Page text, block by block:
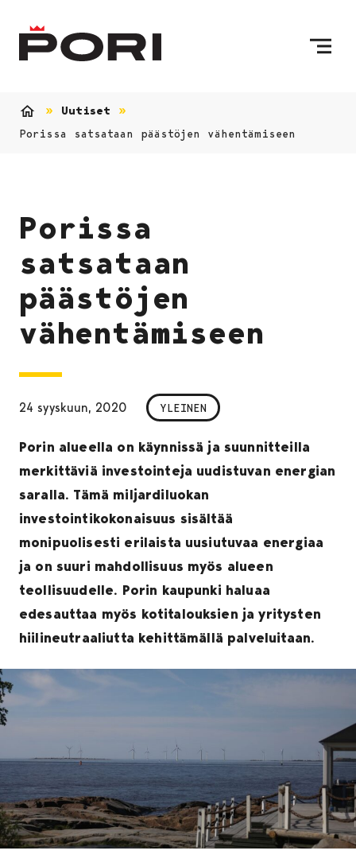
Uutiset
Porissa satsataan päästöjen vähentämiseen
Porissa
satsataan
päästöjen
vähentämiseen
24 syyskuun, 2020 YLEINEN
Porin alueella on käynnissä ja suunnitteilla
merkittäviä investointeja uudistuvan energian
saralla. Tämä miljardiluokan
investointikokonaisuus sisältää
monipuolisesti erilaista uusiutuvaa energiaa
ja on suuri mahdollisuus myös alueen
teollisuudelle. Porin kaupunki haluaa
edesauttaa myös kotitalouksien ja yritysten
hiilineutraaliutta kehittämällä palveluitaan.